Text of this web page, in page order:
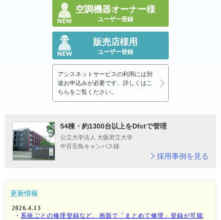
空調機器オーナー様
ユーザー登録
販売店様用
ユーザー登録
アシスネットサービスの利用には別
途お申込みが必要です。詳しくはこ
ちらをご覧ください。
54棟・約1300台以上をDfctで管理
公立大学法人 大阪府立大学
中百舌鳥キャンパス様
採用事例を見る
更新情報